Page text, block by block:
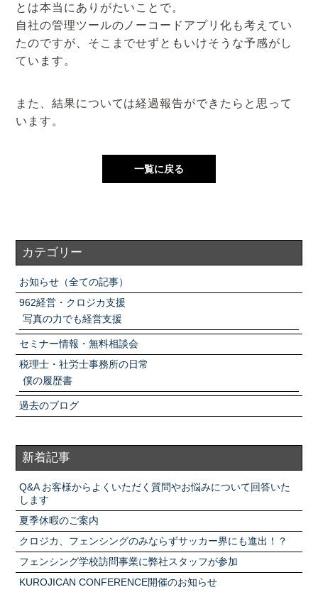
とは本当にありがたいことで。
自社の管理ツールのノーコードアプリ化も考えてい
たのですが、そこまでせずともいけそうな予感がし
ています。
また、結果については経過報告ができたらと思って
います。
一覧に戻る
カテゴリー
お知らせ（全ての記事）
962経営・クロジカ支援
写真の力でも経営支援
セミナー情報・無料相談会
税理士・社労士事務所の日常
僕の履歴書
過去のブログ
新着記事
Q&A お客様からよくいただく質問やお悩みについて回答いた
します
夏季休暇のご案内
クロジカ、フェンシングのみならずサッカー界にも進出！？
フェンシング学校訪問事業に弊社スタッフが参加
KUROJICAN CONFERENCE開催のお知らせ